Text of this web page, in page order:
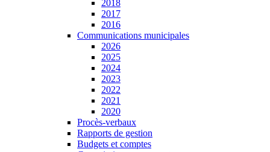
2018
2017
2016
Communications municipales
2026
2025
2024
2023
2022
2021
2020
Procès-verbaux
Rapports de gestion
Budgets et comptes